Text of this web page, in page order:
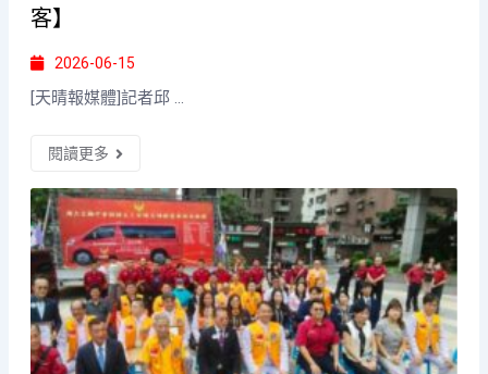
客】
2026-06-15
[天晴報媒體]記者邱 ...
閱讀更多